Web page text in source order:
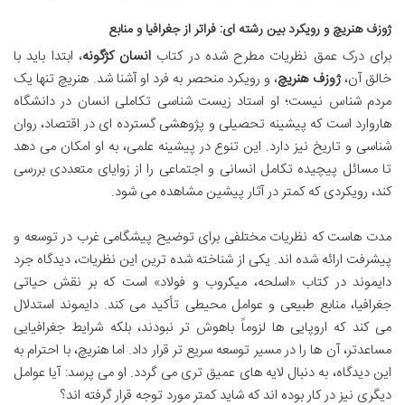
ژوزف هنریچ و رویکرد بین رشته ای: فراتر از جغرافیا و منابع
برای درک عمق نظریات مطرح شده در کتاب انسان کژگونه، ابتدا باید با
خالق آن،ژوزف هنریچ، و رویکرد منحصر به فرد او آشنا شد. هنریچ تنها یک
مردم شناس نیست؛ او استاد زیست شناسی تکاملی انسان در دانشگاه
هاروارد است که پیشینه تحصیلی و پژوهشی گسترده ای در اقتصاد، روان
شناسی و تاریخ نیز دارد. این تنوع در پیشینه علمی، به او امکان می دهد
تا مسائل پیچیده تکامل انسانی و اجتماعی را از زوایای متعددی بررسی
کند، رویکردی که کمتر در آثار پیشین مشاهده می شود.
مدت هاست که نظریات مختلفی برای توضیح پیشگامی غرب در توسعه و
پیشرفت ارائه شده اند. یکی از شناخته شده ترین این نظریات، دیدگاه جرد
دایموند در کتاب «اسلحه، میکروب و فولاد» است که بر نقش حیاتی
جغرافیا، منابع طبیعی و عوامل محیطی تأکید می کند. دایموند استدلال
می کند که اروپایی ها لزوماً باهوش تر نبودند، بلکه شرایط جغرافیایی
مساعدتر، آن ها را در مسیر توسعه سریع تر قرار داد. اما هنریچ، با احترام به
این دیدگاه، به دنبال لایه های عمیق تری می گردد. او می پرسد: آیا عوامل
دیگری نیز در کار بوده اند که شاید کمتر مورد توجه قرار گرفته اند؟